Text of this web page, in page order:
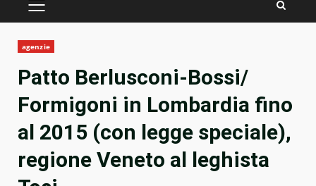
PRIMARY
agenzie
Patto Berlusconi-Bossi/
Formigoni in Lombardia fino
al 2015 (con legge speciale),
regione Veneto al leghista